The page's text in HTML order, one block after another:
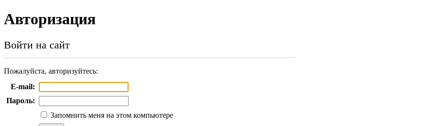
Авторизация
Войти на сайт
Пожалуйста, авторизуйтесь:
E-mail:
Пароль:
Запомнить меня на этом компьютере